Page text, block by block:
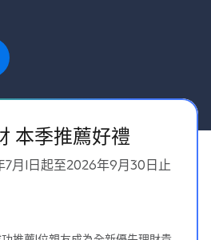
本季推薦好禮
月1日起至2026年9月30日止